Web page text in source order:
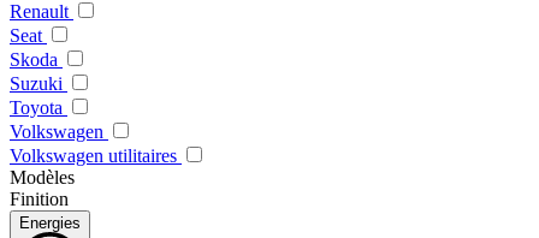
Renault
Seat
Skoda
Suzuki
Toyota
Volkswagen
Volkswagen utilitaires
Modèles
Finition
Energies